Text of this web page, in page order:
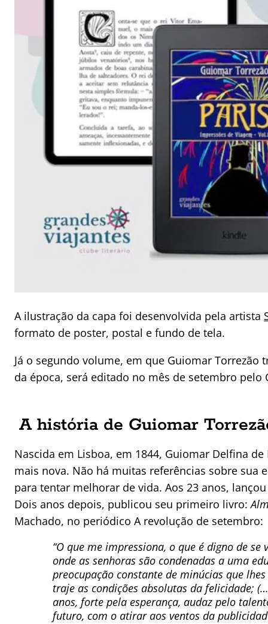
A ilustração da capa foi desenvolvida pela artista
formato de poster, postal e fundo de tela.
Já o segundo volume, em que Guiomar
da época, será editado no mês de setembro pelo
A história de Guiomar
Nascida em Lisboa, em 1844, Guiomar Delfina
mais nova. Não há muitas referências sobre
para tentar melhorar de vida. Aos 23 anos,
Dois anos depois, publicou seu primeiro livro:
Machado, no periódico A revolução de setembro:
“O que me impressiona, o que é digno de
onde as senhoras são condenadas a uma
preocupação constante de minúcias que
traje as condições absolutas da felicidade;
anos, forte pela esperança, audaz pelo
futuro, com o atirar aos ventos da